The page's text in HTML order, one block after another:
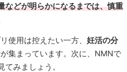
などが明らかになるまでは、慎重
使用は控えたい一方、 妊活の分
集まっています。次に、NMNで
みましょう。